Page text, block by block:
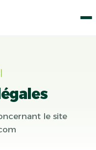
le site